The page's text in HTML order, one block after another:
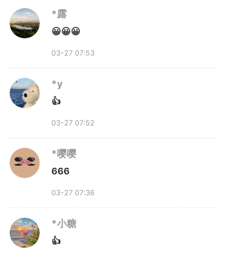
*露
😀😀😀
03-27 07:53
*y
👍
03-27 07:52
*嘤嘤
666
03-27 07:36
*小糖
👍